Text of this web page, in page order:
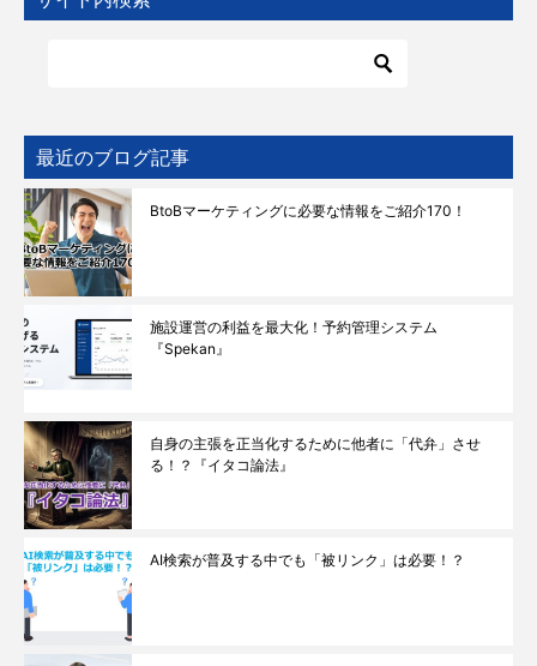
最近のブログ記事
BtoBマーケティングに必要な情報をご紹介170！
施設運営の利益を最大化！予約管理システム
『Spekan』
自身の主張を正当化するために他者に「代弁」させ
る！？『イタコ論法』
AI検索が普及する中でも「被リンク」は必要！？